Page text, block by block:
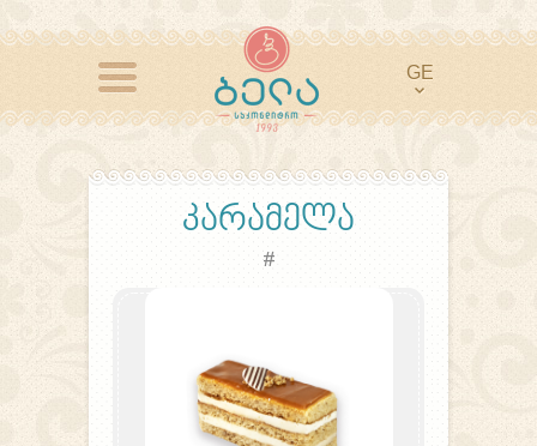
GE
კარამელა
#